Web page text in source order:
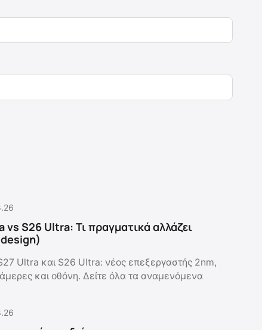
vs S26 Ultra: Τι πραγματικά αλλάζει
Ultra και S26 Ultra: νέος επεξεργαστής 2nm,
και οθόνη. Δείτε όλα τα αναμενόμενα